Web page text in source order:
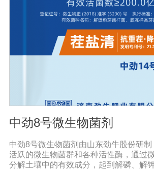
的要求，是生产绿色食品作物的首选产
中劲8号微生物菌剂
中劲8号微生物菌剂由山东劲牛股份研
活跃的微生物菌群和各种活性酶，通过
分解土壤中的有效成分，起到解磷、解